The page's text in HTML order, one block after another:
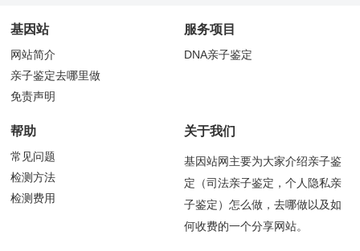
基因站
网站简介
亲子鉴定去哪里做
免责声明
服务项目
DNA亲子鉴定
帮助
常见问题
检测方法
检测费用
关于我们
基因站网主要为大家介绍亲子鉴
定（司法亲子鉴定，个人隐私亲
子鉴定）怎么做，去哪做以及如
何收费的一个分享网站。